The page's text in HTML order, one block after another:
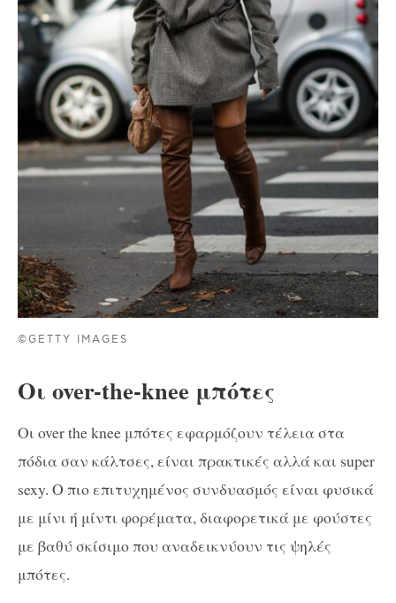
©GETTY IMAGES
Οι over-the-knee μπότες
Oι over the knee μπότες εφαρμόζουν τέλεια στα
πόδια σαν κάλτσες, είναι πρακτικές αλλά και super
sexy. Ο πιο επιτυχημένος συνδυασμός είναι φυσικά
με μίνι ή μίντι φορέματα, διαφορετικά με φούστες
με βαθύ σκίσιμο που αναδεικνύουν τις ψηλές
μπότες.